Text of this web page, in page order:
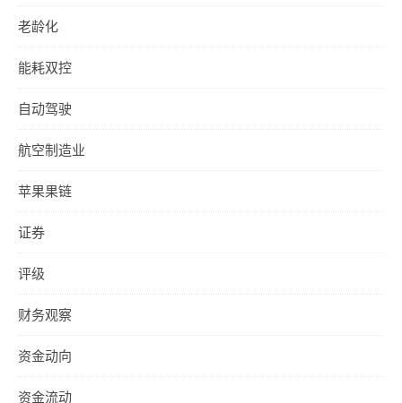
老龄化
能耗双控
自动驾驶
航空制造业
苹果果链
证券
评级
财务观察
资金动向
资金流动